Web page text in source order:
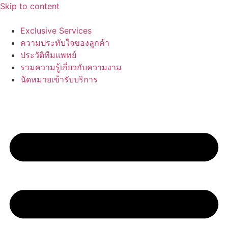
Skip to content
Exclusive Services
ความประทับใจของลูกค้า
ประวัติทีมแพทย์
รวมความรู้เกี่ยวกับความงาม
นัดหมายเข้ารับบริการ